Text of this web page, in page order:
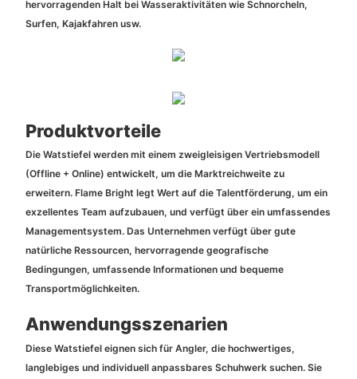
hervorragenden Halt bei Wasseraktivitäten wie Schnorcheln,
Surfen, Kajakfahren usw.
Produktvorteile
Die Watstiefel werden mit einem zweigleisigen Vertriebsmodell
(Offline + Online) entwickelt, um die Marktreichweite zu
erweitern. Flame Bright legt Wert auf die Talentförderung, um ein
exzellentes Team aufzubauen, und verfügt über ein umfassendes
Managementsystem. Das Unternehmen verfügt über gute
natürliche Ressourcen, hervorragende geografische
Bedingungen, umfassende Informationen und bequeme
Transportmöglichkeiten.
Anwendungsszenarien
Diese Watstiefel eignen sich für Angler, die hochwertiges,
langlebiges und individuell anpassbares Schuhwerk suchen. Sie